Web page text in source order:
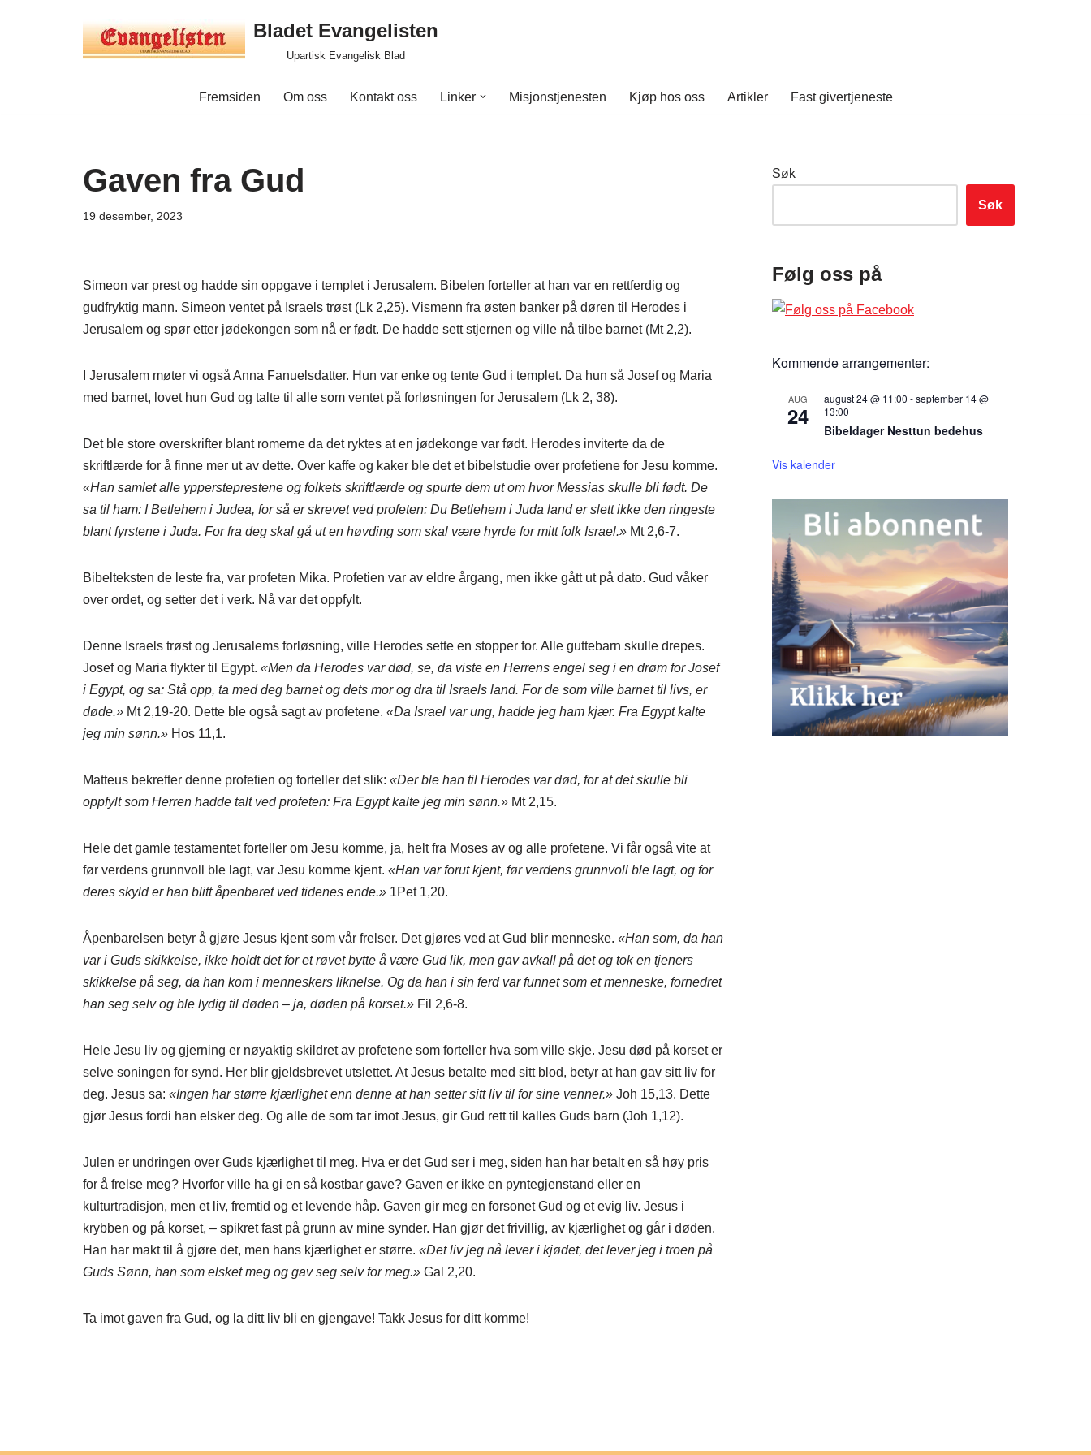
Bladet Evangelisten
Upartisk Evangelisk Blad
Fremsiden Om oss Kontakt oss Linker Misjonstjenesten Kjøp hos oss Artikler Fast givertjeneste
Gaven fra Gud
19 desember, 2023
Simeon var prest og hadde sin oppgave i templet i Jerusalem. Bibelen forteller at han var en rettferdig og
gudfryktig mann. Simeon ventet på Israels trøst (Lk 2,25). Vismenn fra østen banker på døren til Herodes i
Jerusalem og spør etter jødekongen som nå er født. De hadde sett stjernen og ville nå tilbe barnet (Mt 2,2).
I Jerusalem møter vi også Anna Fanuelsdatter. Hun var enke og tente Gud i templet. Da hun så Josef og Maria
med barnet, lovet hun Gud og talte til alle som ventet på forløsningen for Jerusalem (Lk 2, 38).
Det ble store overskrifter blant romerne da det ryktes at en jødekonge var født. Herodes inviterte da de
skriftlærde for å finne mer ut av dette. Over kaffe og kaker ble det et bibelstudie over profetiene for Jesu komme.
«Han samlet alle yppersteprestene og folkets skriftlærde og spurte dem ut om hvor Messias skulle bli født. De
sa til ham: I Betlehem i Judea, for så er skrevet ved profeten: Du Betlehem i Juda land er slett ikke den ringeste
blant fyrstene i Juda. For fra deg skal gå ut en høvding som skal være hyrde for mitt folk Israel.» Mt 2,6-7.
Bibelteksten de leste fra, var profeten Mika. Profetien var av eldre årgang, men ikke gått ut på dato. Gud våker
over ordet, og setter det i verk. Nå var det oppfylt.
Denne Israels trøst og Jerusalems forløsning, ville Herodes sette en stopper for. Alle guttebarn skulle drepes.
Josef og Maria flykter til Egypt. «Men da Herodes var død, se, da viste en Herrens engel seg i en drøm for Josef
i Egypt, og sa: Stå opp, ta med deg barnet og dets mor og dra til Israels land. For de som ville barnet til livs, er
døde.» Mt 2,19-20. Dette ble også sagt av profetene. «Da Israel var ung, hadde jeg ham kjær. Fra Egypt kalte
jeg min sønn.» Hos 11,1.
Matteus bekrefter denne profetien og forteller det slik: «Der ble han til Herodes var død, for at det skulle bli
oppfylt som Herren hadde talt ved profeten: Fra Egypt kalte jeg min sønn.» Mt 2,15.
Hele det gamle testamentet forteller om Jesu komme, ja, helt fra Moses av og alle profetene. Vi får også vite at
før verdens grunnvoll ble lagt, var Jesu komme kjent. «Han var forut kjent, før verdens grunnvoll ble lagt, og for
deres skyld er han blitt åpenbaret ved tidenes ende.» 1Pet 1,20.
Åpenbarelsen betyr å gjøre Jesus kjent som vår frelser. Det gjøres ved at Gud blir menneske. «Han som, da han
var i Guds skikkelse, ikke holdt det for et røvet bytte å være Gud lik, men gav avkall på det og tok en tjeners
skikkelse på seg, da han kom i menneskers liknelse. Og da han i sin ferd var funnet som et menneske, fornedret
han seg selv og ble lydig til døden – ja, døden på korset.» Fil 2,6-8.
Hele Jesu liv og gjerning er nøyaktig skildret av profetene som forteller hva som ville skje. Jesu død på korset er
selve soningen for synd. Her blir gjeldsbrevet utslettet. At Jesus betalte med sitt blod, betyr at han gav sitt liv for
deg. Jesus sa: «Ingen har større kjærlighet enn denne at han setter sitt liv til for sine venner.» Joh 15,13. Dette
gjør Jesus fordi han elsker deg. Og alle de som tar imot Jesus, gir Gud rett til kalles Guds barn (Joh 1,12).
Julen er undringen over Guds kjærlighet til meg. Hva er det Gud ser i meg, siden han har betalt en så høy pris
for å frelse meg? Hvorfor ville ha gi en så kostbar gave? Gaven er ikke en pyntegjenstand eller en
kulturtradisjon, men et liv, fremtid og et levende håp. Gaven gir meg en forsonet Gud og et evig liv. Jesus i
krybben og på korset, – spikret fast på grunn av mine synder. Han gjør det frivillig, av kjærlighet og går i døden.
Han har makt til å gjøre det, men hans kjærlighet er større. «Det liv jeg nå lever i kjødet, det lever jeg i troen på
Guds Sønn, han som elsket meg og gav seg selv for meg.» Gal 2,20.
Ta imot gaven fra Gud, og la ditt liv bli en gjengave! Takk Jesus for ditt komme!
Søk
Søk
Følg oss på
Kommende arrangementer:
AUG
24
august 24 @ 11:00 -september 14 @
13:00
Bibeldager Nesttun bedehus
Vis kalender